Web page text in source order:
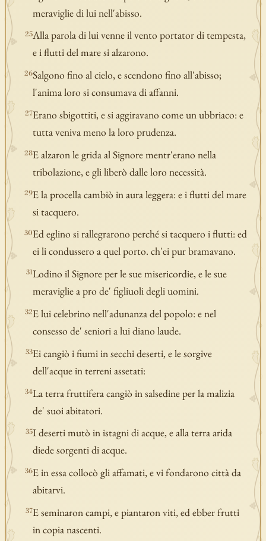
meraviglie di lui nell'abisso.
25Alla parola di lui venne il vento portator di tempesta,
e i flutti del mare si alzarono.
26Salgono fino al cielo, e scendono fino all'abisso;
l'anima loro si consumava di affanni.
27Erano sbigottiti, e si aggiravano come un ubbriaco: e
tutta veniva meno la loro prudenza.
28E alzaron le grida al Signore mentr'erano nella
tribolazione, e gli liberò dalle loro necessità.
29E la procella cambiò in aura leggera: e i flutti del mare
si tacquero.
30Ed eglino si rallegrarono perché si tacquero i flutti: ed
ei li condussero a quel porto. ch'ei pur bramavano.
31Lodino il Signore per le sue misericordie, e le sue
meraviglie a pro de' figliuoli degli uomini.
32E lui celebrino nell'adunanza del popolo: e nel
consesso de' seniori a lui diano laude.
33Ei cangiò i fiumi in secchi deserti, e le sorgive
dell'acque in terreni assetati:
34La terra fruttifera cangiò in salsedine per la malizia
de' suoi abitatori.
35I deserti mutò in istagni di acque, e alla terra arida
diede sorgenti di acque.
36E in essa collocò gli affamati, e vi fondarono città da
abitarvi.
37E seminaron campi, e piantaron viti, ed ebber frutti
in copia nascenti.